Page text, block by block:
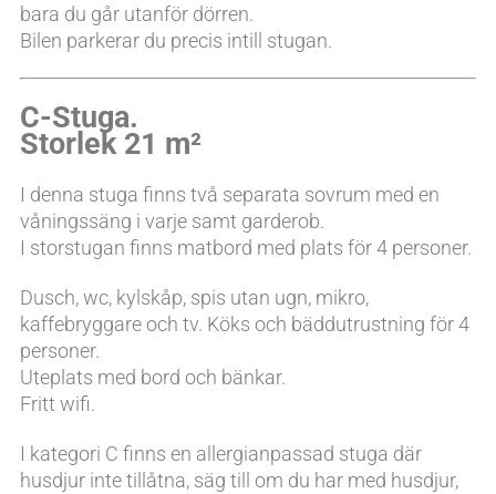
bara du går utanför dörren.
Bilen parkerar du precis intill stugan.
C-Stuga.
Storlek 21 m²
I denna stuga finns två separata sovrum med en
våningssäng i varje samt garderob.
I storstugan finns matbord med plats för 4 personer.
Dusch, wc, kylskåp, spis utan ugn, mikro,
kaffebryggare och tv. Köks och bäddutrustning för 4
personer.
Uteplats med bord och bänkar.
Fritt wifi.
I kategori C finns en allergianpassad stuga där
husdjur inte tillåtna, säg till om du har med husdjur,